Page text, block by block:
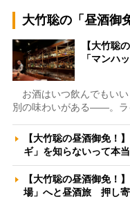
大竹聡の「昼酒御
【大竹聡
「マンハ
お酒はいつ飲んでもい
別の味わいがある――。
【大竹聡の昼酒御免！
ギ」を知らないって
【大竹聡の昼酒御免！
場」へと昼酒旅 押し